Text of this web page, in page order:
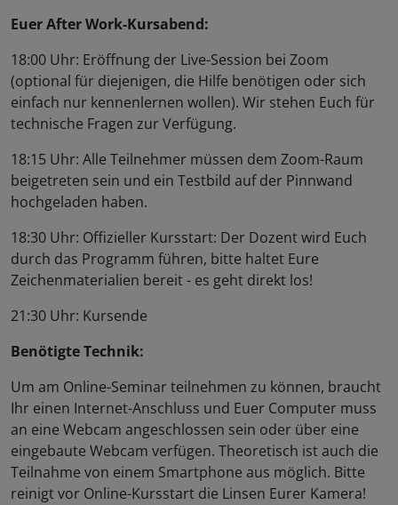
Euer After Work-Kursabend:
18:00 Uhr: Eröffnung der Live-Session bei Zoom
(optional für diejenigen, die Hilfe benötigen oder sich
einfach nur kennenlernen wollen). Wir stehen Euch für
technische Fragen zur Verfügung.
18:15 Uhr: Alle Teilnehmer müssen dem Zoom-Raum
beigetreten sein und ein Testbild auf der Pinnwand
hochgeladen haben.
18:30 Uhr: Offizieller Kursstart: Der Dozent wird Euch
durch das Programm führen, bitte haltet Eure
Zeichenmaterialien bereit - es geht direkt los!
21:30 Uhr: Kursende
Benötigte Technik:
Um am Online-Seminar teilnehmen zu können, braucht
Ihr einen Internet-Anschluss und Euer Computer muss
an eine Webcam angeschlossen sein oder über eine
eingebaute Webcam verfügen. Theoretisch ist auch die
Teilnahme von einem Smartphone aus möglich. Bitte
reinigt vor Online-Kursstart die Linsen Eurer Kamera!